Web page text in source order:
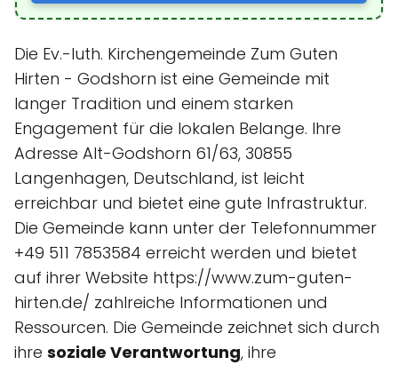
Die Ev.-luth. Kirchengemeinde Zum Guten
Hirten - Godshorn ist eine Gemeinde mit
langer Tradition und einem starken
Engagement für die lokalen Belange. Ihre
Adresse Alt-Godshorn 61/63, 30855
Langenhagen, Deutschland, ist leicht
erreichbar und bietet eine gute Infrastruktur.
Die Gemeinde kann unter der Telefonnummer
+49 511 7853584 erreicht werden und bietet
auf ihrer Website https://www.zum-guten-
hirten.de/ zahlreiche Informationen und
Ressourcen. Die Gemeinde zeichnet sich durch
ihre soziale Verantwortung, ihre